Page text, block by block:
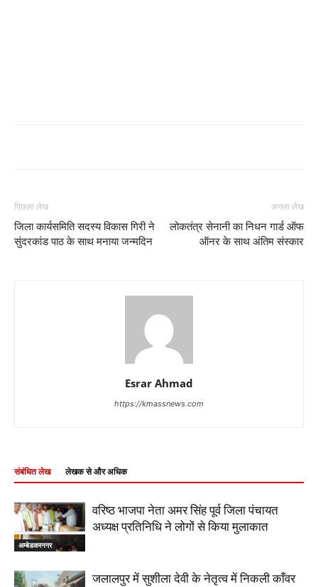
पिछला लेख
जिला कार्यसमिति सदस्य विकास गिरी ने
सुंदरकांड पाठ के साथ मनाया जन्मदिन
अगला लेख
लोकतंत्र सेनानी का निधन गार्ड ऑफ
ऑनर के साथ अंतिम संस्कार
Esrar Ahmad
https://kmassnews.com
संबंधित लेख लेखक से और अधिक
अम्बेडकरनगर
वरिष्ठ भाजपा नेता अमर सिंह पूर्व जिला पंचायत
अध्यक्ष प्रतिनिधि ने लोगों से किया मुलाकात
जलालपुर में सुशीला देवी के नेतृत्व में निकली काँवर